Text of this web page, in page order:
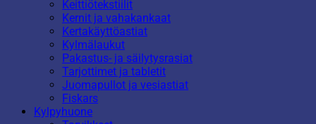
Keittiötekstiilit
Kernit ja vahakankaat
Kertakäyttöastiat
Kylmälaukut
Pakastus- ja säilytysrasiat
Tarjottimet ja tabletit
Juomapullot ja vesiastiat
Fiskars
Kylpyhuone